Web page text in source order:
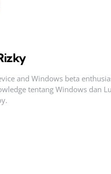
and Windows beta
tentang Windows dan